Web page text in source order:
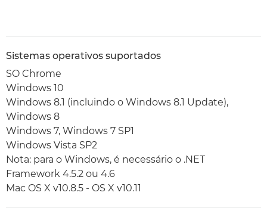
Sistemas operativos suportados
SO Chrome
Windows 10
Windows 8.1 (incluindo o Windows 8.1 Update),
Windows 8
Windows 7, Windows 7 SP1
Windows Vista SP2
Nota: para o Windows, é necessário o .NET
Framework 4.5.2 ou 4.6
Mac OS X v10.8.5 - OS X v10.11